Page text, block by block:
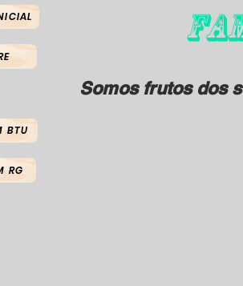
Somos frutos dos
BTU
RG